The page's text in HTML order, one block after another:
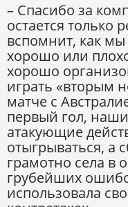
– Спасибо за
остается только
вспомнит, как мы
хорошо или
хорошо
играть «вторым
матче с
первый гол,
атакующие
отыгрываться, а
грамотно села в
грубейших
использовала